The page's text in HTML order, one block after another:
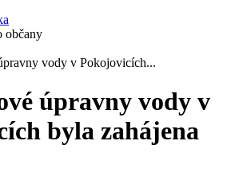
občany
vody v Pokojovicích...
úpravny vody v
byla zahájena